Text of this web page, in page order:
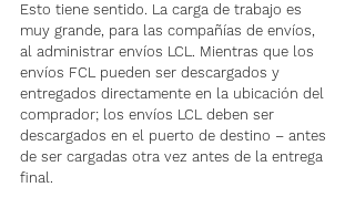
Esto tiene sentido. La carga de trabajo es
muy grande, para las compañías de envíos,
al administrar envíos LCL. Mientras que los
envíos FCL pueden ser descargados y
entregados directamente en la ubicación del
comprador; los envíos LCL deben ser
descargados en el puerto de destino – antes
de ser cargadas otra vez antes de la entrega
final.